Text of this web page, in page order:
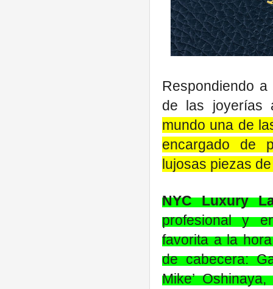
Respondiendo
de las joyerías
mundo una de
encargado de
lujosas piezas
NYC Luxury
profesional y
favorita a la
de cabecera:
Mike’